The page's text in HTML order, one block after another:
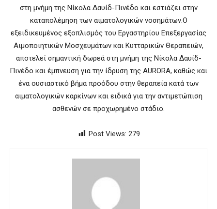
στη μνήμη της Νίκολα Δαυίδ-Πινέδο και εστιάζει στην
καταπολέμηση των αιματολογικών νοσημάτων.Ο
εξειδικευμένος εξοπλισμός του Εργαστηρίου Επεξεργασίας
Αιμοποιητικών Μοσχευμάτων και Κυτταρικών Θεραπειών,
αποτελεί σημαντική δωρεά στη μνήμη της Νίκολα Δαυίδ-
Πινέδο και έμπνευση για την ίδρυση της AURORA, καθώς και
ένα ουσιαστικό βήμα προόδου στην θεραπεία κατά των
αιματολογικών καρκίνων και ειδικά για την αντιμετώπιση
ασθενών σε προχωρημένο στάδιο.
Post Views: 279